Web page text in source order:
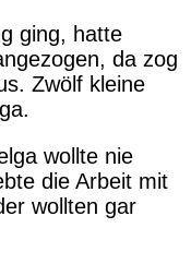
ging, hatte
da zog
Zwölf kleine
wollte nie
die Arbeit mit
wollten gar